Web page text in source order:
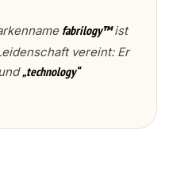
fabrilogy™ist
vereint: Er
„technology“